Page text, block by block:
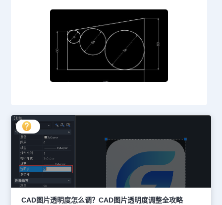
CAD图片透明度怎么调？CAD图片透明度调整全攻略